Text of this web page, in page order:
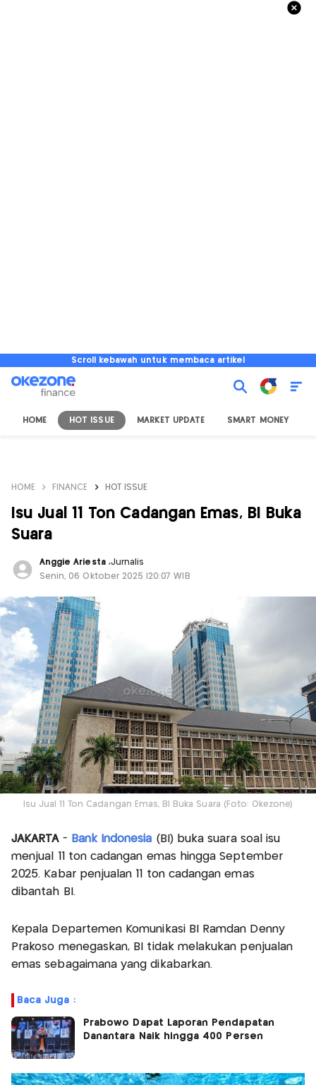
Scroll kebawah untuk membaca artikel
HOME HOT ISSUE MARKET UPDATE SMART MONEY
HOME FINANCE HOT ISSUE
Isu Jual 11 Ton Cadangan Emas, BI Buka
Suara
Anggie Ariesta ,Jurnalis
Senin, 06 Oktober 2025 |20:07 WIB
Isu Jual 11 Ton Cadangan Emas, BI Buka Suara (Foto: Okezone)
JAKARTA - Bank Indonesia (BI) buka suara soal isu
menjual 11 ton cadangan emas hingga September
2025. Kabar penjualan 11 ton cadangan emas
dibantah BI.
Kepala Departemen Komunikasi BI Ramdan Denny
Prakoso menegaskan, BI tidak melakukan penjualan
emas sebagaimana yang dikabarkan.
Baca Juga :
Prabowo Dapat Laporan Pendapatan
Danantara Naik hingga 400 Persen